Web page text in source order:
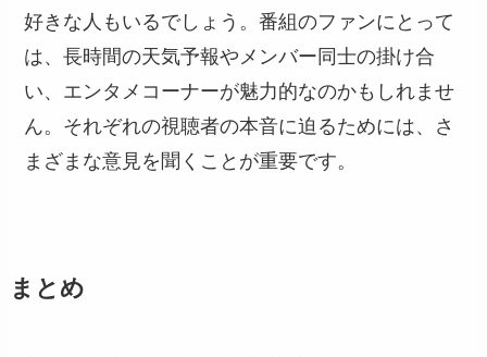
好きな人もいるでしょう。番組のファンにとって
は、長時間の天気予報やメンバー同士の掛け合
い、エンタメコーナーが魅力的なのかもしれませ
ん。それぞれの視聴者の本音に迫るためには、さ
まざまな意見を聞くことが重要です。
まとめ